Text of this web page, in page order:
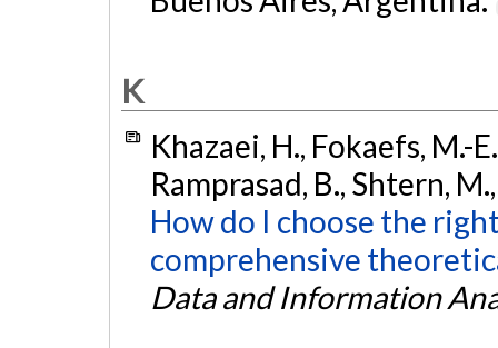
K
Khazaei, H., Fokaefs, M.-
Ramprasad, B., Shtern,
How do I choose the
comprehensive
Data and Information